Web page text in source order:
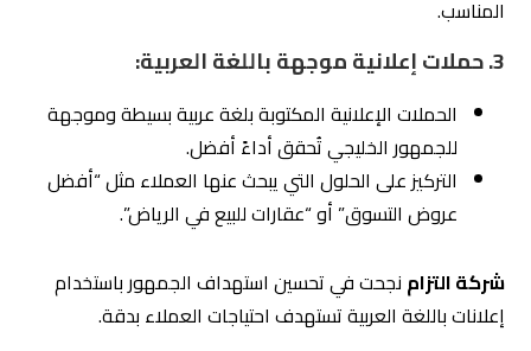
الخطوة الرابعة: مقارنة العروض والخدمات
التي يقدمها مكتب تسويق الكتروني
عند اختيارمكتب تسويق الكترونيلشركتك، من الضروري أن
تُجري مقارنة دقيقة بين العروض والخدمات التي يقدمها كل
مكتب. الهدف ليس فقط اختيار مكتب يُقدم خدمات تسويقية، بل
اختيار الشريك الذي يوفر لك القيمة الأفضل مقابل التكلفة
ويُساعدك على تحقيق أهدافك بشكل فعّال. في هذا السياق،
تُعدشركة التزام للتسويق الإلكتروني الخيار المثالي بفضل
خدماتها الشاملة وأسعارها التنافسية.